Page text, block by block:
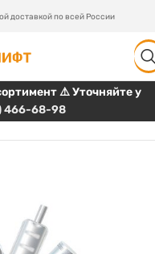
доставкой по всей России
⚠️ Уточняйте у
466-68-98